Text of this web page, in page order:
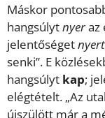
Máskor
hangsúlytnyeraz
jelentőségetnyert
senki”. E
hangsúlyt kap;
elégtételt. „Az
újszülött már a